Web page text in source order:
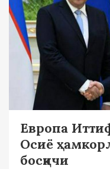
Европа
Осиё
босқичи